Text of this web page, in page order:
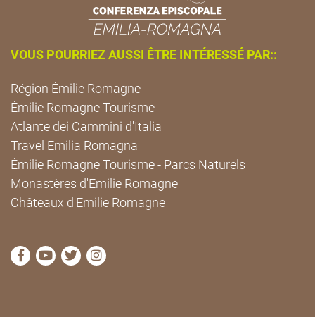
VOUS POURRIEZ AUSSI ÊTRE INTÉRESSÉ PAR::
Région Émilie Romagne
Émilie Romagne Tourisme
Atlante dei Cammini d'Italia
Travel Emilia Romagna
Émilie Romagne Tourisme - Parcs Naturels
Monastères d'Emilie Romagne
Châteaux d'Emilie Romagne
Visitez la page Facebook de Cammini Emilia-
Visitez la page YouTube de Cammini Emilia-
Visitez la page Twitter de Cammini Emilia-
Visitez la page Instagram de Cammini